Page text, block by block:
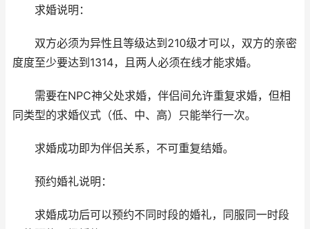
求婚说明：
双方必须为异性且等级达到210级才可以，双方的亲密
度度至少要达到1314，且两人必须在线才能求婚。
需要在NPC神父处求婚，伴侣间允许重复求婚，但相
同类型的求婚仪式（低、中、高）只能举行一次。
求婚成功即为伴侣关系，不可重复结婚。
预约婚礼说明：
求婚成功后可以预约不同时段的婚礼，同服同一时段